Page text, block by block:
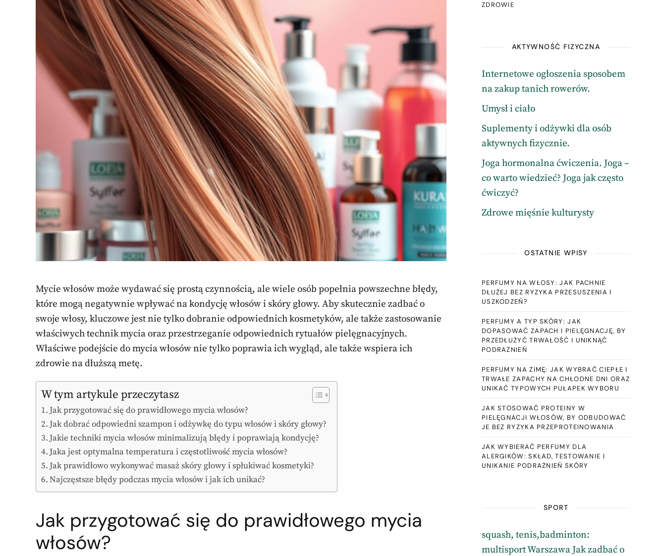
Mycie włosów może wydawać się prostą czynnością, ale wiele osób popełnia powszechne błędy,
które mogą negatywnie wpływać na kondycję włosów i skóry głowy. Aby skutecznie zadbać o
swoje włosy, kluczowe jest nie tylko dobranie odpowiednich kosmetyków, ale także zastosowanie
właściwych technik mycia oraz przestrzeganie odpowiednich rytuałów pielęgnacyjnych.
Właściwe podejście do mycia włosów nie tylko poprawia ich wygląd, ale także wspiera ich
zdrowie na dłuższą metę.
W tym artykule przeczytasz
Jak przygotować się do prawidłowego mycia włosów?
Jak dobrać odpowiedni szampon i odżywkę do typu włosów i skóry głowy?
Jakie techniki mycia włosów minimalizują błędy i poprawiają kondycję?
Jaka jest optymalna temperatura i częstotliwość mycia włosów?
Jak prawidłowo wykonywać masaż skóry głowy i spłukiwać kosmetyki?
Najczęstsze błędy podczas mycia włosów i jak ich unikać?
Jak przygotować się do prawidłowego mycia
włosów?
ZDROWIE
AKTYWNOŚĆ FIZYCZNA
Internetowe ogłoszenia sposobem
na zakup tanich rowerów.
Umysł i ciało
Suplementy i odżywki dla osób
aktywnych fizycznie.
Joga hormonalna ćwiczenia. Joga –
co warto wiedzieć? Joga jak często
ćwiczyć?
Zdrowe mięśnie kulturysty
OSTATNIE WPISY
PERFUMY NA WŁOSY: JAK PACHNIE
DŁUŻEJ BEZ RYZYKA PRZESUSZENIA I
USZKODZEŃ?
PERFUMY A TYP SKÓRY: JAK
DOPASOWAĆ ZAPACH I PIELĘGNACJĘ, BY
PRZEDŁUŻYĆ TRWAŁOŚĆ I UNIKNĄĆ
PODRAŻNIEŃ
PERFUMY NA ZIMĘ: JAK WYBRAĆ CIEPŁE I
TRWAŁE ZAPACHY NA CHŁODNE DNI ORAZ
UNIKAĆ TYPOWYCH PUŁAPEK WYBORU
JAK STOSOWAĆ PROTEINY W
PIELĘGNACJI WŁOSÓW, BY ODBUDOWAĆ
JE BEZ RYZYKA PRZEPROTEINOWANIA
JAK WYBIERAĆ PERFUMY DLA
ALERGIKÓW: SKŁAD, TESTOWANIE I
UNIKANIE PODRAŻNIEŃ SKÓRY
SPORT
squash, tenis,badminton:
multisport Warszawa Jak zadbać o